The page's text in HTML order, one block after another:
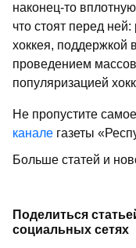
наконец-то
что стоят перед
хоккея, поддержкой
проведением
популяризацией
Не пропустите
канале газеты
Больше статей и
Поделиться
социальных сетях